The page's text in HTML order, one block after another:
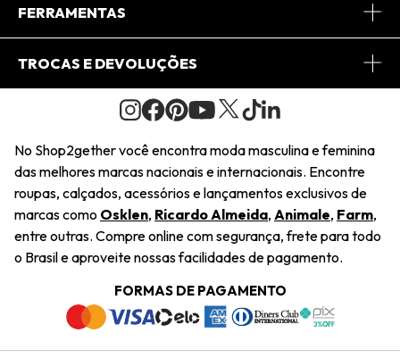
Journal
Saiu na Mídia
Sustentabilidade
Navegando
Termos e Condições
Trabalhe Conosco
Central de Relacionamento
Regulamento e Promoções
FERRAMENTAS
Minha Conta
Pedido de Presente
Wishlist
TROCAS E DEVOLUÇÕES
Condições Gerais
Troca Fácil
Restituição de Pagamento
Dúvidas Frequentes
Termos e Condições
Política de Privacidade
No Shop2gether você encontra moda masculina e feminina
das melhores marcas nacionais e internacionais. Encontre
roupas, calçados, acessórios e lançamentos exclusivos de
marcas como Osklen, Ricardo Almeida, Animale, Farm,
entre outras. Compre online com segurança, frete para todo
o Brasil e aproveite nossas facilidades de pagamento.
FORMAS DE PAGAMENTO